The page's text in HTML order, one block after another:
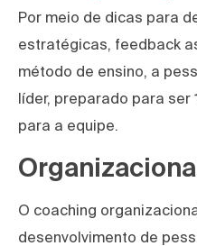
Por meio de dicas para
estratégicas, feedback
método de ensino, a
líder, preparado para
para a equipe.
O coaching
desenvolvimento de